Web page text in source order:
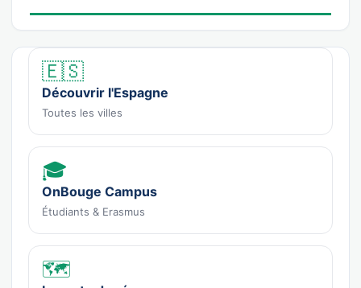
🇪🇸
Découvrir l'Espagne
Toutes les villes
🎓
OnBouge Campus
Étudiants & Erasmus
🗺️